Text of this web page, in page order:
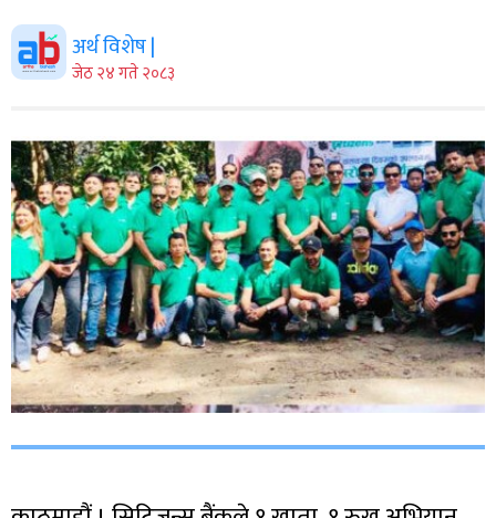
अर्थ विशेष |
जेठ २४ गते २०८३